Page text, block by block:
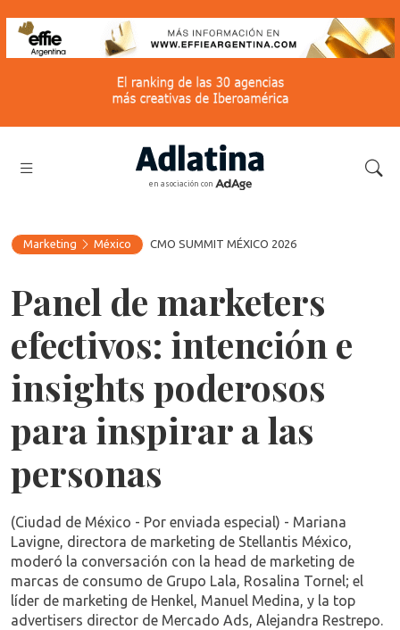
en asociación con
Marketing México CMO SUMMIT MÉXICO 2026
Panel de marketers
efectivos: intención e
insights poderosos
para inspirar a las
personas
(Ciudad de México - Por enviada especial) - Mariana
Lavigne, directora de marketing de Stellantis México,
moderó la conversación con la head de marketing de
marcas de consumo de Grupo Lala, Rosalina Tornel; el
líder de marketing de Henkel, Manuel Medina, y la top
advertisers director de Mercado Ads, Alejandra Restrepo.